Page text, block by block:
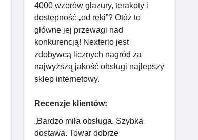
4000 wzorów glazury, terakoty i
dostępność „od ręki”? Otóż to
główne jej przewagi nad
konkurencją! Nexterio jest
zdobywcą licznych nagród za
najwyższą jakość obsługi najlepszy
sklep internetowy.
Recenzje klientów:
„Bardzo miła obsługa. Szybka
dostawa. Towar dobrze